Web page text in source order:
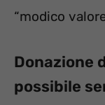
“modico
Donazione
possibile